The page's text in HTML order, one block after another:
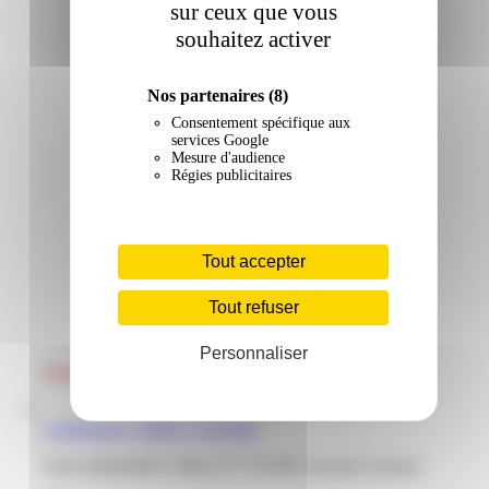
sur ceux que vous
souhaitez activer
Nos partenaires (8)
Consentement spécifique aux
services Google
Mesure d'audience
Régies publicitaires
Tout accepter
Tout refuser
Personnaliser